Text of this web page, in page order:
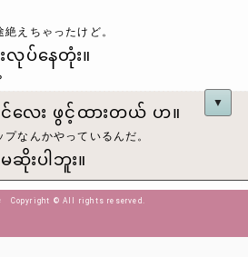
▼
えちゃったけど。
လုပ်နေတုံး။
လေး ဖွင့်ထားတယ် ဟ။
なんかやっているんだ。
းပါဘူး။
Copyright © All rights reserved.